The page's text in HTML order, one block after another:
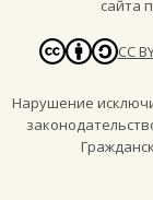
сайта
CC
Нарушение